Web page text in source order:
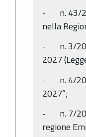
- n. 43/
nella
- n. 3/
2027
- n. 4/
2027”;
- n. 7/
regione